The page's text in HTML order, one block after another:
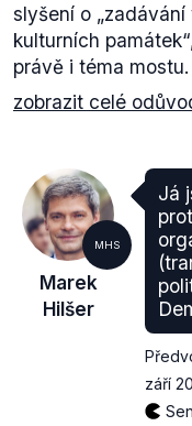
slyšení o
kulturních
právě i téma mostu.
zobrazit celé
MHS
Marek
Hilšer
Já
září